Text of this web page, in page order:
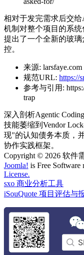
相对于发完需求后交
机制对整个项目的系
提出了一个全新的玻
控。
来源: larsfaye.com
规范URL: https://
参考与引用:
trap
深入剖析Agentic
技能萎缩到Vendor
现"的认知债务本质，
协作实践框架。
Copyright © 2026 软件
Joomla! is Free Software
License.
sxo 商业分析工具
iSouQuote 项目评估与